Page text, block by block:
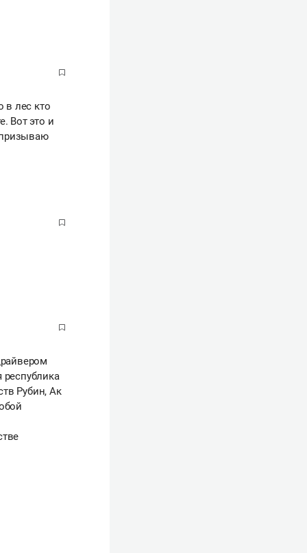
в лес кто
Вот это и
республика
Рубин, Ак